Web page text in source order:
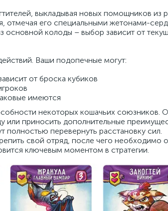
выкладывая новых помощников из
отмечая его специальными жетонами-
колоды – выбор зависит от
Ваши подопечные могут:
от броска кубиков
имеются
некоторых кошачьих союзников.
или приносить дополнительные
перевернуть расстановку сил.
свой отряд, после чего необходимо
ключевым моментом в стратегии.